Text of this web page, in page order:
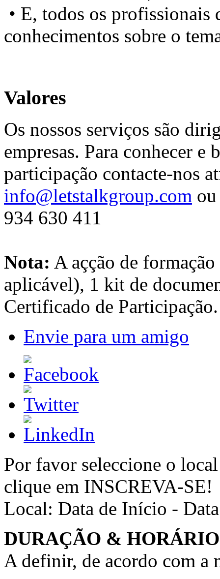
• E, todos os
conhecimentos sobre o
Valores
Os nossos serviços são
empresas. Para conhecer e
participação contacte-nos
info@letstalkgroup.com
934 630 411
Nota: A açção de
aplicável), 1 kit de
Certificado de Participação.
Envie para um amigo
Por favor seleccione o
clique em INSCREVA-SE!
Local: Data de Início -
DURAÇÃO & HORÁRIO
A definir, de acordo com a